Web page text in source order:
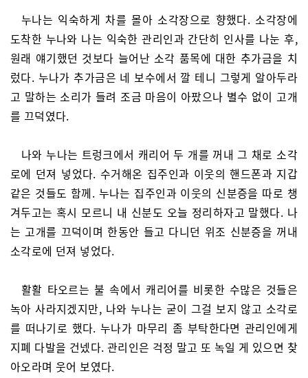
누나는 익숙하게 차를 몰아 소각장으로 향했다. 소각장에
도착한 누나와 나는 익숙한 관리인과 간단히 인사를 나눈 후,
원래 얘기했던 것보다 늘어난 소각 품목에 대한 추가금을 치
렀다. 누나가 추가금은 네 보수에서 깔 테니 그렇게 알아두라
고 말하는 소리가 들려 조금 마음이 아팠으나 별수 없이 고개
를 끄덕였다.
나와 누나는 트렁크에서 캐리어 두 개를 꺼내 그 채로 소각
로에 던져 넣었다. 수거해온 집주인과 이웃의 핸드폰과 지갑
같은 것들도 함께. 누나는 집주인과 이웃의 신분증을 따로 챙
겨두고는 혹시 모르니 내 신분도 오늘 정리하자고 말했다. 나
는 고개를 끄덕이며 한동안 들고 다니던 위조 신분증을 꺼내
소각로에 던져 넣었다.
활활 타오르는 불 속에서 캐리어를 비롯한 수많은 것들은
녹아 사라지겠지만, 나와 누나는 굳이 그걸 보지 않고 소각로
를 떠나기로 했다. 누나가 마무리 좀 부탁한다면 관리인에게
지폐 다발을 건넸다. 관리인은 걱정 말고 또 녹일 게 있으면 찾
아오라며 웃어 보였다.